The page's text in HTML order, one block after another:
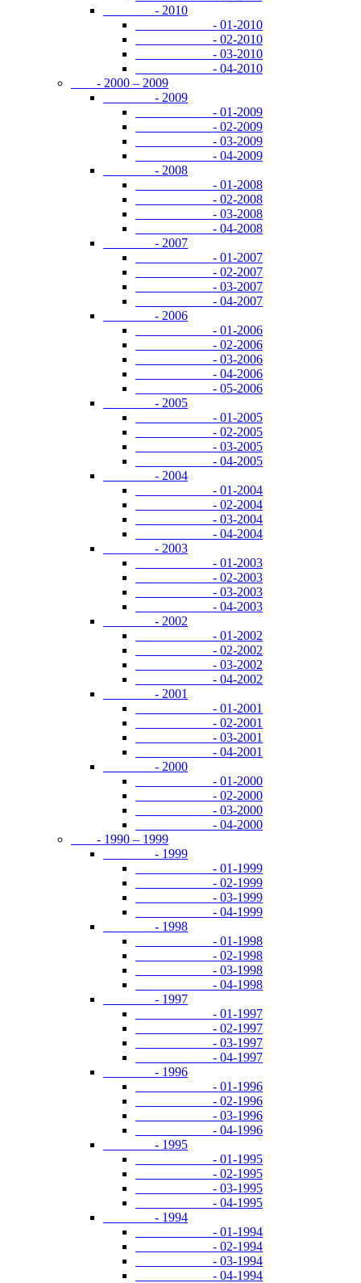
- 2010
- 01-2010
- 02-2010
- 03-2010
- 04-2010
- 2000 – 2009
- 2009
- 01-2009
- 02-2009
- 03-2009
- 04-2009
- 2008
- 01-2008
- 02-2008
- 03-2008
- 04-2008
- 2007
- 01-2007
- 02-2007
- 03-2007
- 04-2007
- 2006
- 01-2006
- 02-2006
- 03-2006
- 04-2006
- 05-2006
- 2005
- 01-2005
- 02-2005
- 03-2005
- 04-2005
- 2004
- 01-2004
- 02-2004
- 03-2004
- 04-2004
- 2003
- 01-2003
- 02-2003
- 03-2003
- 04-2003
- 2002
- 01-2002
- 02-2002
- 03-2002
- 04-2002
- 2001
- 01-2001
- 02-2001
- 03-2001
- 04-2001
- 2000
- 01-2000
- 02-2000
- 03-2000
- 04-2000
- 1990 – 1999
- 1999
- 01-1999
- 02-1999
- 03-1999
- 04-1999
- 1998
- 01-1998
- 02-1998
- 03-1998
- 04-1998
- 1997
- 01-1997
- 02-1997
- 03-1997
- 04-1997
- 1996
- 01-1996
- 02-1996
- 03-1996
- 04-1996
- 1995
- 01-1995
- 02-1995
- 03-1995
- 04-1995
- 1994
- 01-1994
- 02-1994
- 03-1994
- 04-1994